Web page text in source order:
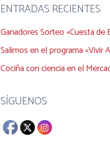
ENTRADAS RECIENTES
Ganadores Sorteo «Cuesta de
Salimos en el programa «Vivir
Cociña con ciencia en el
SÍGUENOS